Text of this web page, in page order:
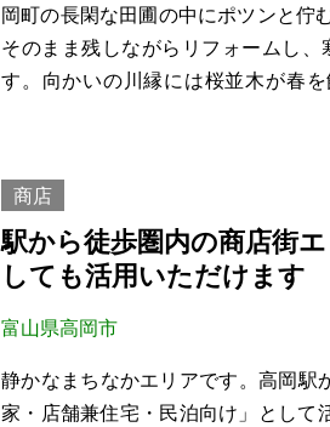
岡町の長閑な田圃の中にポツンと佇
そのまま残しながらリフォームし
す。向かいの川縁には桜並木が春
商店
駅から徒歩圏内の商店街
しても活用いただけます
富山県高岡市
静かなまちなかエリアです。高岡駅
家・店舗兼住宅・民泊向け」とし